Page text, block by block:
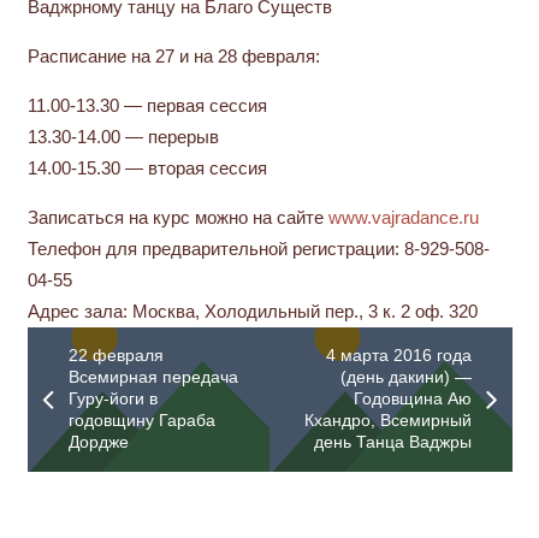
Ваджрному танцу на Благо Существ
Расписание на 27 и на 28 февраля:
11.00-13.30 — первая сессия
13.30-14.00 — перерыв
14.00-15.30 — вторая сессия
Записаться на курс можно на сайте www.vajradance.ru
Телефон для предварительной регистрации: 8-929-508-
04-55
Адрес зала: Москва, Холодильный пер., 3 к. 2 оф. 320
22 февраля
Всемирная передача
Гуру-йоги в
годовщину Гараба
Дордже
4 марта 2016 года
(день дакини) —
Годовщина Аю
Кхандро, Всемирный
день Танца Ваджры